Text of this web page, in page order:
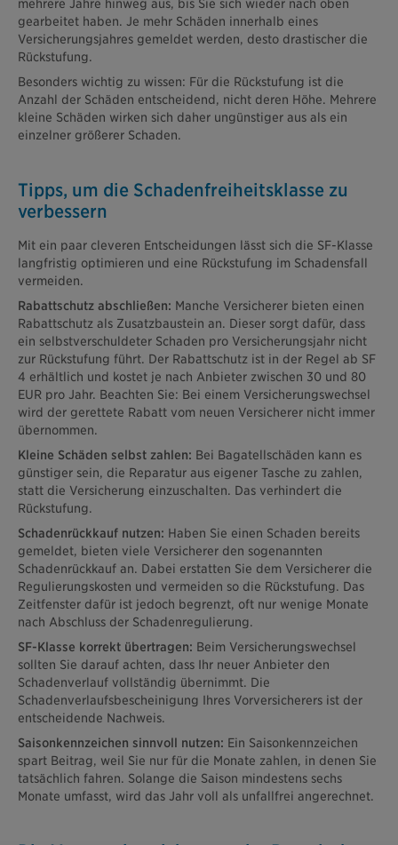
mehrere Jahre hinweg aus, bis Sie sich wieder nach oben
gearbeitet haben. Je mehr Schäden innerhalb eines
Versicherungsjahres gemeldet werden, desto drastischer die
Rückstufung.
Besonders wichtig zu wissen: Für die Rückstufung ist die
Anzahl der Schäden entscheidend, nicht deren Höhe. Mehrere
kleine Schäden wirken sich daher ungünstiger aus als ein
einzelner größerer Schaden.
Tipps, um die Schadenfreiheits­klasse zu
verbessern
Mit ein paar cleveren Entscheidungen lässt sich die SF-Klasse
langfristig optimieren und eine Rückstufung im Schadensfall
vermeiden.
Rabattschutz abschließen: Manche Versicherer bieten einen
Rabattschutz als Zusatzbaustein an. Dieser sorgt dafür, dass
ein selbstverschuldeter Schaden pro Versicherungsjahr nicht
zur Rückstufung führt. Der Rabattschutz ist in der Regel ab SF
4 erhältlich und kostet je nach Anbieter zwischen 30 und 80
EUR pro Jahr. Beachten Sie: Bei einem Versicherungswechsel
wird der gerettete Rabatt vom neuen Versicherer nicht immer
übernommen.
Kleine Schäden selbst zahlen: Bei Bagatellschäden kann es
günstiger sein, die Reparatur aus eigener Tasche zu zahlen,
statt die Versicherung einzuschalten. Das verhindert die
Rückstufung.
Schadenrückkauf nutzen: Haben Sie einen Schaden bereits
gemeldet, bieten viele Versicherer den sogenannten
Schadenrückkauf an. Dabei erstatten Sie dem Versicherer die
Regulierungskosten und vermeiden so die Rückstufung. Das
Zeitfenster dafür ist jedoch begrenzt, oft nur wenige Monate
nach Abschluss der Schadenregulierung.
SF-Klasse korrekt übertragen: Beim Versicherungswechsel
sollten Sie darauf achten, dass Ihr neuer Anbieter den
Schadenverlauf vollständig übernimmt. Die
Schadenverlaufsbescheinigung Ihres Vorversicherers ist der
entscheidende Nachweis.
Saisonkennzeichen sinnvoll nutzen: Ein Saisonkennzeichen
spart Beitrag, weil Sie nur für die Monate zahlen, in denen Sie
tatsächlich fahren. Solange die Saison mindestens sechs
Monate umfasst, wird das Jahr voll als unfallfrei angerechnet.